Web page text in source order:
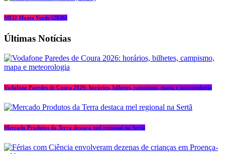
MEO Monte Verde (2026)
Últimas Notícias
Vodafone Paredes de Coura 2026: horários, bilhetes, campismo, mapa e meteorologia
Mercado Produtos da Terra destaca mel regional na Sertã